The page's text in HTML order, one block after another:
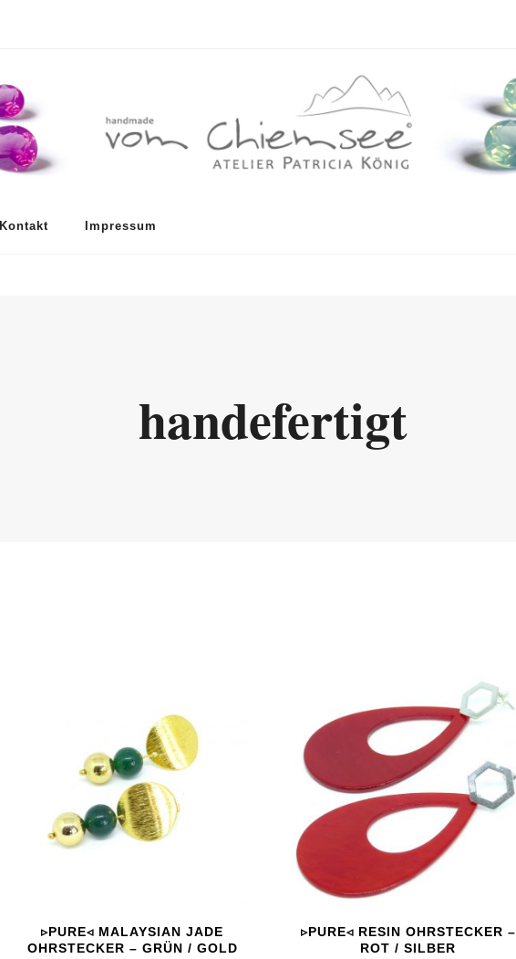
Kontakt Impressum
handefertigt
▹PURE◃ MALAYSIAN JADE
OHRSTECKER – GRÜN / GOLD
▹PURE◃ RESIN OHRSTECKER –
ROT / SILBER